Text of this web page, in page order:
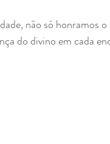
não só honramos
do divino em cada